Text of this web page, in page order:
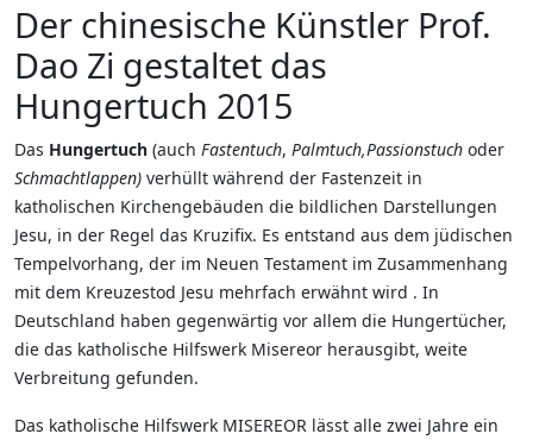
Der chinesische Künstler Prof.
Dao Zi gestaltet das
Hungertuch 2015
Das Hungertuch (auch Fastentuch, Palmtuch,Passionstuch oder
Schmachtlappen) verhüllt während der Fastenzeit in
katholischen Kirchengebäuden die bildlichen Darstellungen
Jesu, in der Regel das Kruzifix. Es entstand aus dem jüdischen
Tempelvorhang, der im Neuen Testament im Zusammenhang
mit dem Kreuzestod Jesu mehrfach erwähnt wird . In
Deutschland haben gegenwärtig vor allem die Hungertücher,
die das katholische Hilfswerk Misereor herausgibt, weite
Verbreitung gefunden.
Das katholische Hilfswerk MISEREOR lässt alle zwei Jahre ein